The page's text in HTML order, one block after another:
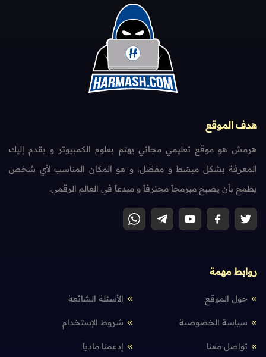
هدف الموقع
هرمش هو موقع تعليمي مجاني يهتم بعلوم الكمبيوتر و يقدم إليك
المعرفة بشكل مبسّط و مفصّل، و هو المكان المناسب لأي شخص
يطمح بأن يصبح مبرمجاً محترفاً و مبدعاً في العالم الرقمي.
روابط مهمة
حول الموقع الأسئلة الشائعة
سياسة الخصوصية شروط الإستخدام
تواصل معنا إدعمنا مادياً